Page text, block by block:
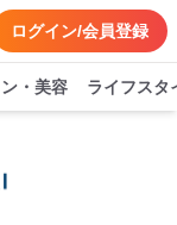
ログイン/会員登録
・美容 ライフスタ